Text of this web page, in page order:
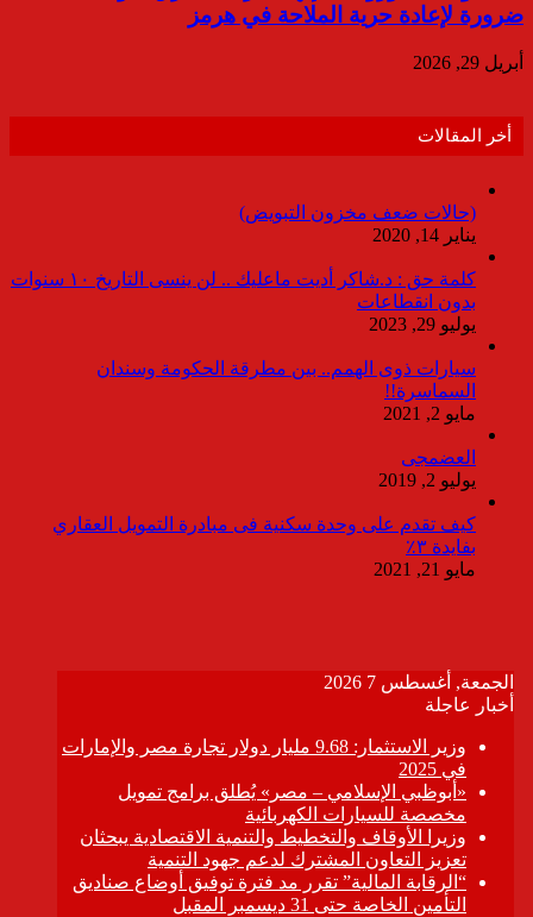
ضرورة لإعادة حرية الملاحة في هرمز
أبريل 29, 2026
أخر المقالات
(حالات ضعف مخزون التبويض)
يناير 14, 2020
كلمة حق : د.شاكر أديت ماعليك .. لن ينسى التاريخ ١٠ سنوات
بدون انقطاعات
يوليو 29, 2023
سيارات ذوى الهمم.. بين مطرقة الحكومة وسندان
السماسرة!!
مايو 2, 2021
العضمجى
يوليو 2, 2019
كيف تقدم على وحدة سكنية فى مبادرة التمويل العقاري
بفايدة ٣٪
مايو 21, 2021